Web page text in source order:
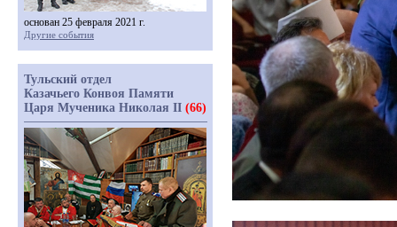
основан 25 февраля 2021 г.
Другие события
Тульский отдел
Казачьего Конвоя Памяти
Царя Мученика Николая II (66)